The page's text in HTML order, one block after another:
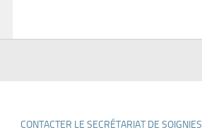
CONTACTER LE SECRÉTARIAT DE SOIGNIES